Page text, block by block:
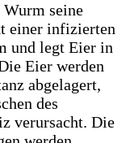
seine
einer infizierten
und legt Eier in
Eier werden
abgelagert,
des
verursacht. Die